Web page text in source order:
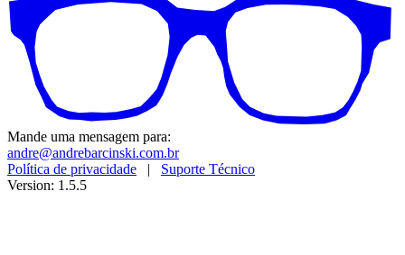
Mande uma mensagem para:
andre@andrebarcinski.com.br
Política de privacidade | Suporte Técnico
Version: 1.5.5